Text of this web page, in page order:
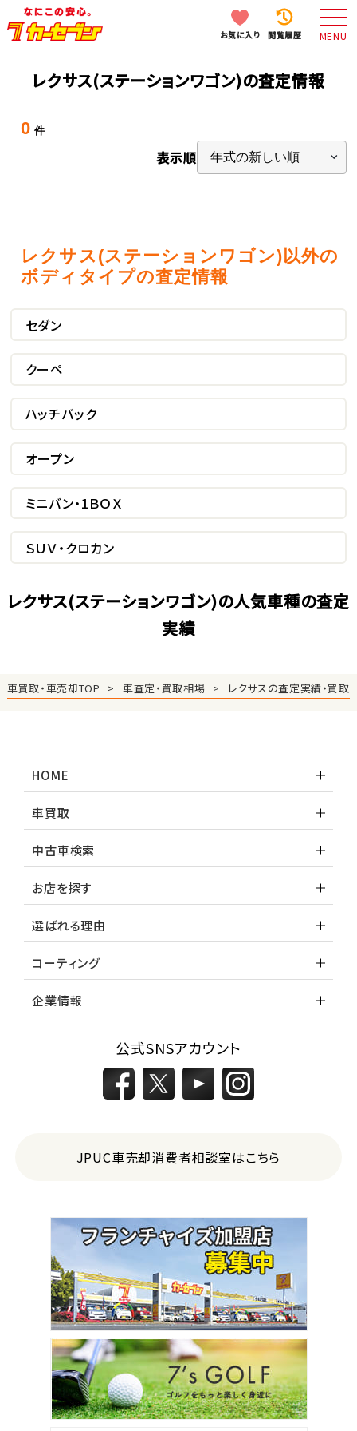
お気に入り 閲覧履歴 MENU
レクサス(ステーションワゴン)の査定情報
0 件
表示順
レクサス(ステーションワゴン)以外の
ボディタイプの査定情報
セダン
クーペ
ハッチバック
オープン
ミニバン・1ＢＯＸ
ＳＵＶ・クロカン
レクサス(ステーションワゴン)の人気車種の査定
実績
車買取・車売却TOP 車査定・買取相場 レクサスの査定実績・買取
HOME
車買取
中古車検索
お店を探す
選ばれる理由
コーティング
企業情報
公式SNSアカウント
JPUC車売却消費者相談室はこちら